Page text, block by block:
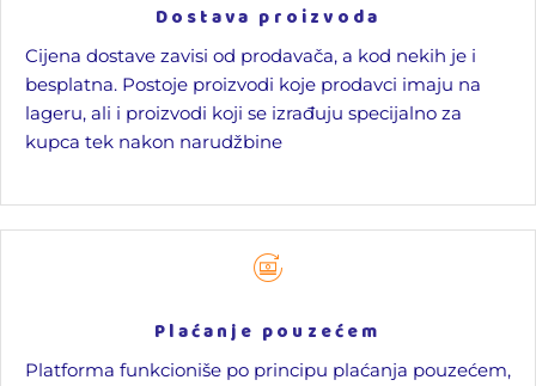
Dostava proizvoda
Cijena dostave zavisi od prodavača, a kod nekih je i
besplatna. Postoje proizvodi koje prodavci imaju na
lageru, ali i proizvodi koji se izrađuju specijalno za
kupca tek nakon narudžbine
Plaćanje pouzećem
Platforma funkcioniše po principu plaćanja pouzećem,